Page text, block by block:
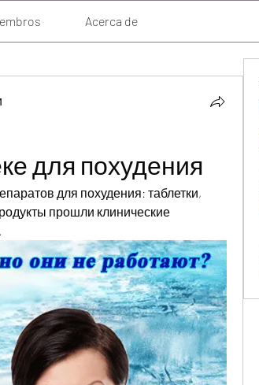
Acerca de
для похудения
для похудения: таблетки,
прошли клинические